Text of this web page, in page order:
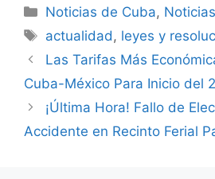
Categories
Noticias de Cuba,
Tags
actualidad, leyes y
Las Tarifas Más
Cuba-México Para Inicio del
¡Última Hora! Fallo de
Accidente en Recinto Ferial